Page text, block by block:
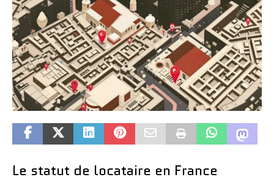
Le statut de locataire en France